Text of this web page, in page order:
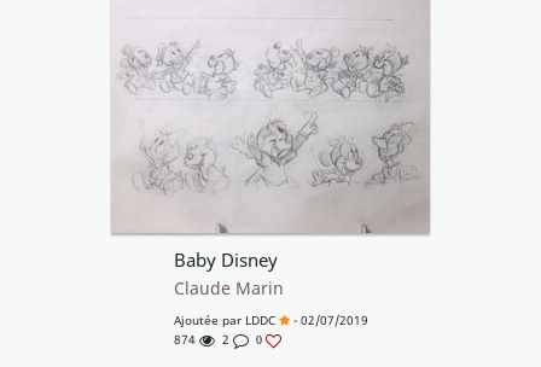
Baby Disney
Claude Marin
Ajoutée par LDDC
- 02/07/2019
874
2 0